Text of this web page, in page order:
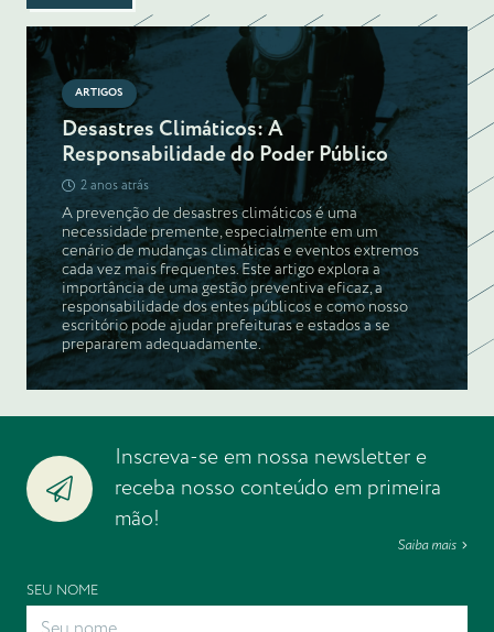
ARTIGOS
Desastres Climáticos: A
Responsabilidade do Poder Público
2 anos atrás
A prevenção de desastres climáticos é uma
necessidade premente, especialmente em um
cenário de mudanças climáticas e eventos extremos
cada vez mais frequentes. Este artigo explora a
importância de uma gestão preventiva eficaz, a
responsabilidade dos entes públicos e como nosso
escritório pode ajudar prefeituras e estados a se
prepararem adequadamente.
Inscreva-se em nossa newsletter e
receba nosso conteúdo em primeira
mão!
Saiba mais
SEU NOME